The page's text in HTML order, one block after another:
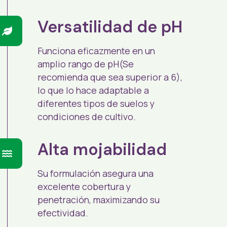
Versatilidad de pH
Funciona eficazmente en un
amplio rango de pH(Se
recomienda que sea superior a 6),
lo que lo hace adaptable a
diferentes tipos de suelos y
condiciones de cultivo.
Alta mojabilidad
Su formulación asegura una
excelente cobertura y
penetración, maximizando su
efectividad.